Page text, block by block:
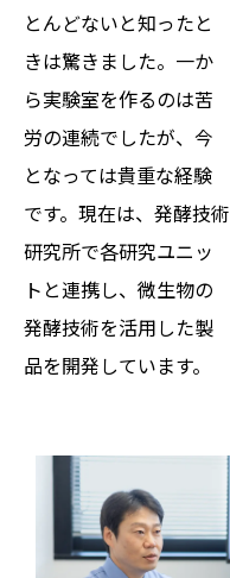
とんどないと知ったと
きは驚きました。一か
ら実験室を作るのは苦
労の連続でしたが、今
となっては貴重な経験
です。現在は、発酵技術
研究所で各研究ユニッ
トと連携し、微生物の
発酵技術を活用した製
品を開発しています。